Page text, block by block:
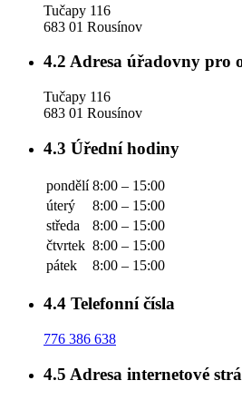
Tučapy 116
683 01 Rousínov
4.2 Adresa úřadovny pro
Tučapy 116
683 01 Rousínov
4.3 Úřední hodiny
pondělí 8:00 – 15:00
úterý
8:00 – 15:00
středa
8:00 – 15:00
čtvrtek 8:00 – 15:00
pátek
8:00 – 15:00
4.4 Telefonní čísla
776 386 638
4.5 Adresa internetové